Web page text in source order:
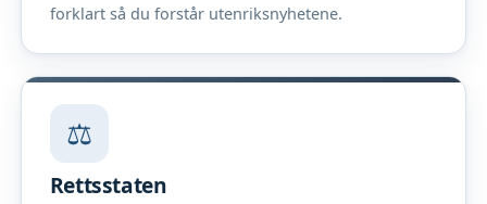
forklart så du forstår utenriksnyhetene.
⚖️
Rettsstaten